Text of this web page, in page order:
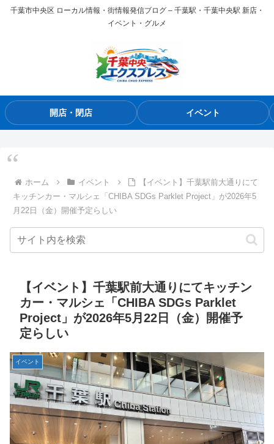
千葉市中央区 ローカル情報・街情報発信ブログ – 千葉駅・千葉中央駅 新店・
イベント・グルメ
開店・閉店 イベント
ホーム イベント
【イベント】千葉駅前大通りにて
キッチンカー・マルシェ「CHIBA SDGs Parklet Project」が2026年5
月22日（金）開催予定らしい
【イベント】千葉駅前大通りにてキッチン
カー・マルシェ「CHIBA SDGs Parklet
Project」が2026年5月22日（金）開催予
定らしい
イベント